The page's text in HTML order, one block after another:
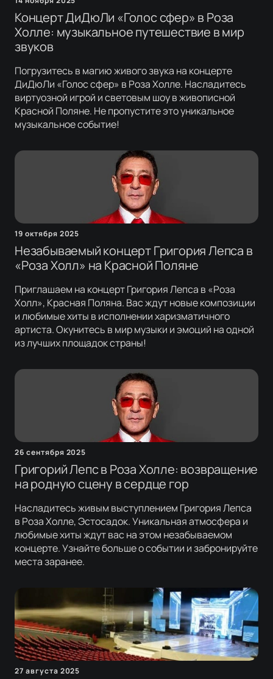
Концерт ДиДюЛи «Голос сфер» в Роза
Холле: музыкальное путешествие в мир
звуков
Погрузитесь в магию живого звука на концерте
ДиДюЛи «Голос сфер» в Роза Холле. Насладитесь
виртуозной игрой и световым шоу в живописной
Красной Поляне. Не пропустите это уникальное
музыкальное событие!
19 октября 2025
Незабываемый концерт Григория Лепса в
«Роза Холл» на Красной Поляне
Приглашаем на концерт Григория Лепса в «Роза
Холл», Красная Поляна. Вас ждут новые композиции
и любимые хиты в исполнении харизматичного
артиста. Окунитесь в мир музыки и эмоций на одной
из лучших площадок страны!
26 сентября 2025
Григорий Лепс в Роза Холле: возвращение
на родную сцену в сердце гор
Насладитесь живым выступлением Григория Лепса
в Роза Холле, Эстосадок. Уникальная атмосфера и
любимые хиты ждут вас на этом незабываемом
концерте. Узнайте больше о событии и забронируйте
места заранее.
27 августа 2025